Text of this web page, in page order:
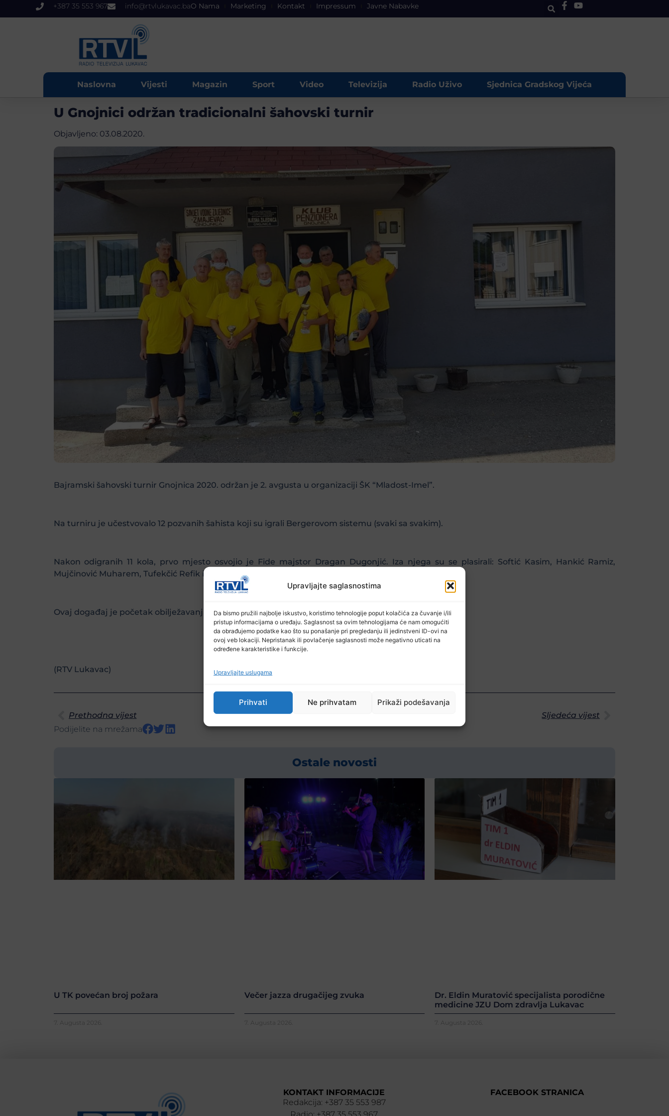
Upravljajte saglasnostima
Da bismo pružili najbolje iskustvo, koristimo tehnologije poput kolačića za čuvanje i/ili
pristup informacijama o uređaju. Saglasnost sa ovim tehnologijama će nam omogućiti
da obrađujemo podatke kao što su ponašanje pri pregledanju ili jedinstveni ID-ovi na
ovoj veb lokaciji. Nepristanak ili povlačenje saglasnosti može negativno uticati na
određene karakteristike i funkcije.
Upravljajte uslugama
Prihvati Ne prihvatam Prikaži podešavanja
+387 35 553 967 info@rtvlukavac.baO Nama Marketing Kontakt Impressum Javne Nabavke
Naslovna Vijesti Magazin Sport Video Televizija Radio Uživo Sjednica Gradskog Vijeća
U Gnojnici održan tradicionalni šahovski turnir
Objavljeno: 03.08.2020.
Bajramski šahovski turnir Gnojnica 2020. održan je 2. avgusta u organizaciji ŠK “Mladost-Imel”.
Na turniru je učestvovalo 12 pozvanih šahista koji su igrali Bergerovom sistemu (svaki sa svakim).
Nakon odigranih 11 kola, prvo mjesto osvojio je Fide majstor Dragan Dugonjić. Iza njega su se plasirali: Softić Kasim, Hankić Ramiz,
Mujčinović Muharem, Tufekčić Refik i Šutić Kadro.
Ovaj događaj je početak obilježavanja 25. godišnjice od osnivanja ŠK “Mladost-Imel” Gnojnica.
(RTV Lukavac)
Prethodna vijest
Sljedeća vijest
Podijelite na mrežama
Ostale novosti
U TK povećan broj požara
7. Augusta 2026.
Večer jazza drugačijeg zvuka
7. Augusta 2026.
Dr. Eldin Muratović specijalista porodične
medicine JZU Dom zdravlja Lukavac
7. Augusta 2026.
KONTAKT INFORMACIJE
Redakcija: +387 35 553 987
FACEBOOK STRANICA